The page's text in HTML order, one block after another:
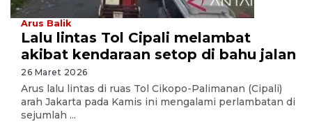
Arus Balik
Lalu lintas Tol Cipali melambat
akibat kendaraan setop di bahu jalan
26 Maret 2026
Arus lalu lintas di ruas Tol Cikopo-Palimanan (Cipali)
arah Jakarta pada Kamis ini mengalami perlambatan di
sejumlah ...